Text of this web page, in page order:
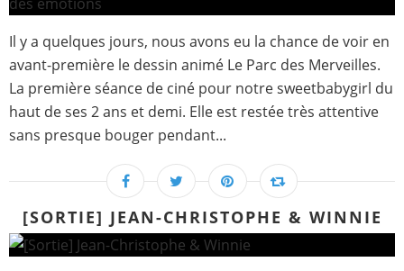
Il y a quelques jours, nous avons eu la chance de voir en
avant-première le dessin animé Le Parc des Merveilles.
La première séance de ciné pour notre sweetbabygirl du
haut de ses 2 ans et demi. Elle est restée très attentive
sans presque bouger pendant...
[SORTIE] JEAN-CHRISTOPHE & WINNIE